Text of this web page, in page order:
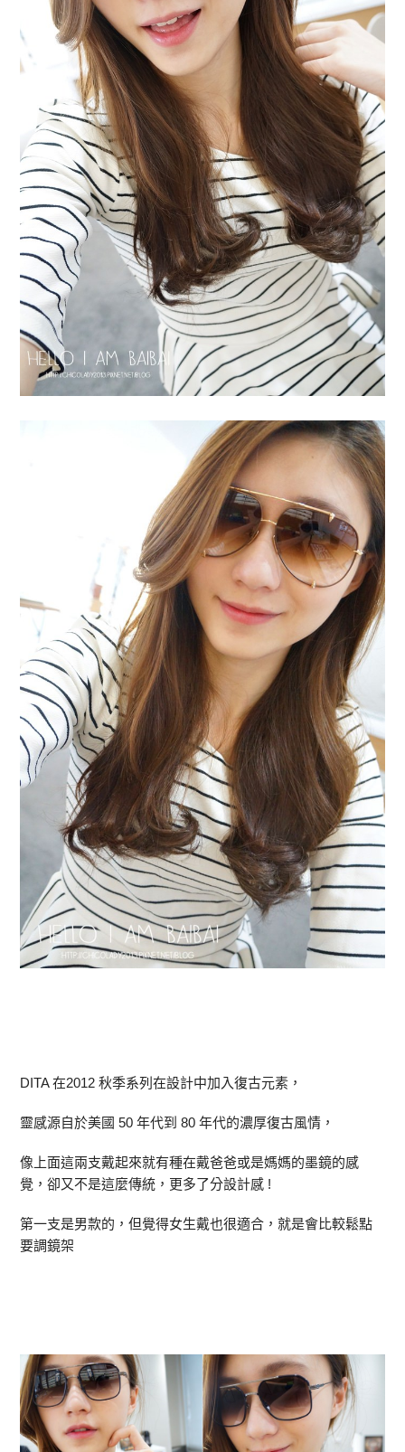
DITA 在2012 秋季系列在設計中加入復古元素，
靈感源自於美國 50 年代到 80 年代的濃厚復古風情，
像上面這兩支戴起來就有種在戴爸爸或是媽媽的墨鏡的感
覺，卻又不是這麼傳統，更多了分設計感 !
第一支是男款的，但覺得女生戴也很適合，就是會比較鬆點
要調鏡架